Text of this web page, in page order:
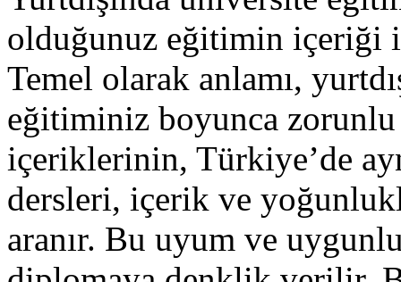
olduğunuz eğitimin
Temel olarak anlamı,
eğitiminiz boyunca
içeriklerinin, Türkiye’de
dersleri, içerik ve
aranır. Bu uyum ve